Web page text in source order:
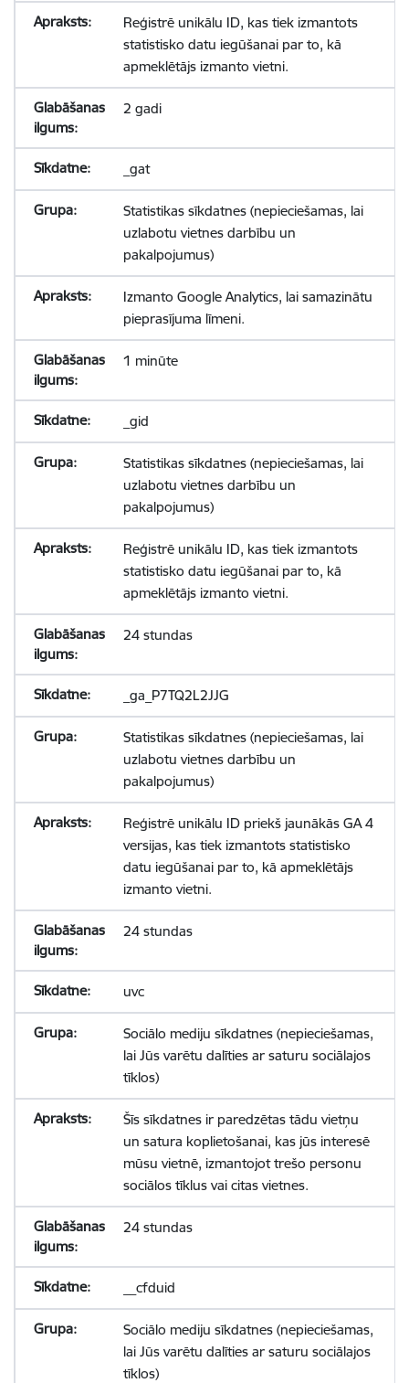
Reģistrē unikālu ID, kas tiek izmantots
statistisko datu iegūšanai par to, kā
apmeklētājs izmanto vietni.
2 gadi
_gat
Statistikas sīkdatnes (nepieciešamas, lai
uzlabotu vietnes darbību un
pakalpojumus)
Izmanto Google Analytics, lai samazinātu
pieprasījuma līmeni.
1 minūte
_gid
Statistikas sīkdatnes (nepieciešamas, lai
uzlabotu vietnes darbību un
pakalpojumus)
Reģistrē unikālu ID, kas tiek izmantots
statistisko datu iegūšanai par to, kā
apmeklētājs izmanto vietni.
24 stundas
_ga_P7TQ2L2JJG
Statistikas sīkdatnes (nepieciešamas, lai
uzlabotu vietnes darbību un
pakalpojumus)
Reģistrē unikālu ID priekš jaunākās GA 4
versijas, kas tiek izmantots statistisko
datu iegūšanai par to, kā apmeklētājs
izmanto vietni.
24 stundas
uvc
Sociālo mediju sīkdatnes (nepieciešamas,
lai Jūs varētu dalīties ar saturu sociālajos
tīklos)
Šīs sīkdatnes ir paredzētas tādu vietņu
un satura koplietošanai, kas jūs interesē
mūsu vietnē, izmantojot trešo personu
sociālos tīklus vai citas vietnes.
24 stundas
__cfduid
Sociālo mediju sīkdatnes (nepieciešamas,
lai Jūs varētu dalīties ar saturu sociālajos
tīklos)